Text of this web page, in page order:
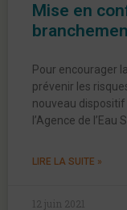
Mise en
Pour encourager
prévenir les
nouveau
l’Agence de l’Eau
LIRE LA SUITE »
12 juin 2021